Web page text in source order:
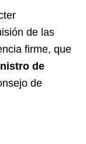
de las
firme, que
de
de